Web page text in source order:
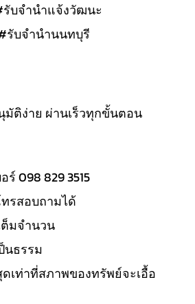
บจำนำแจ้งวัฒนะ
รับจำนำนนทบุรี
มัติง่าย ผ่านเร็วทุกขั้นตอน
ร์ 098 829 3515
รสอบถามได้
มจำนวน
นธรรม
เท่าที่สภาพของทรัพย์จะเอื้อ